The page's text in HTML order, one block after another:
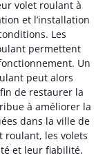
volet roulant à
et l’installation
Les
permettent
Un
peut alors
de restaurer la
à améliorer la
dans la ville de
roulant, les volets
et leur fiabilité.